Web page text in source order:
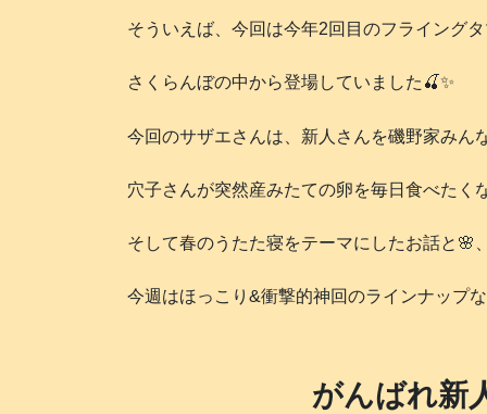
そういえば、今回は今年2回目のフライングタ
さくらんぼの中から登場していました🍒✨
今回のサザエさんは、新人さんを磯野家みん
穴子さんが突然産みたての卵を毎日食べたく
そして春のうたた寝をテーマにしたお話と🌸
今週はほっこり&衝撃的神回のラインナップ
がんばれ新